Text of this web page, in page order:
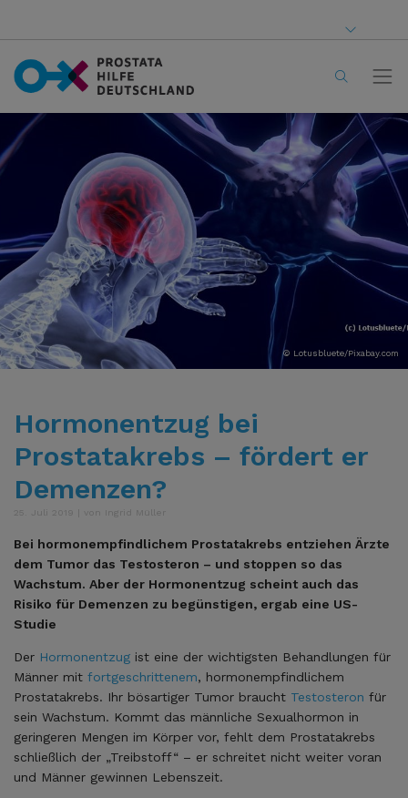
© Lotusbluete/Pixabay.com
Hormonentzug bei
Prostatakrebs – fördert er
Demenzen?
25. Juli 2019 | von Ingrid Müller
Bei hormonempfindlichem Prostatakrebs entziehen Ärzte
dem Tumor das Testosteron – und stoppen so das
Wachstum. Aber der Hormonentzug scheint auch das
Risiko für Demenzen zu begünstigen, ergab eine US-
Studie
Der Hormonentzug ist eine der wichtigsten Behandlungen für
Männer mit fortgeschrittenem, hormonempfindlichem
Prostatakrebs. Ihr bösartiger Tumor braucht Testosteron für
sein Wachstum. Kommt das männliche Sexualhormon in
geringeren Mengen im Körper vor, fehlt dem Prostatakrebs
schließlich der „Treibstoff“ – er schreitet nicht weiter voran
und Männer gewinnen Lebenszeit.